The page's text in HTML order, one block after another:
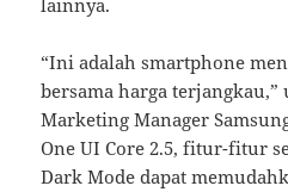
lainnya.
“Ini adalah smartphone
bersama harga
Marketing Manager
One UI Core 2.5, fitur-fitur
Dark Mode dapat